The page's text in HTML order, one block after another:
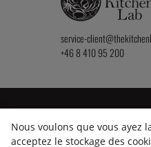
service-
+46 8 410 95 200
2026
Nous voulons que vous ayez
acceptez le stockage des